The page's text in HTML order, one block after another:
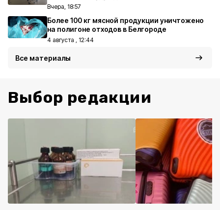
Вчера, 18:57
Более 100 кг мясной продукции уничтожено
на полигоне отходов в Белгороде
4 августа , 12:44
Все материалы
Выбор редакции